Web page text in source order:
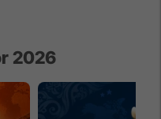
2026